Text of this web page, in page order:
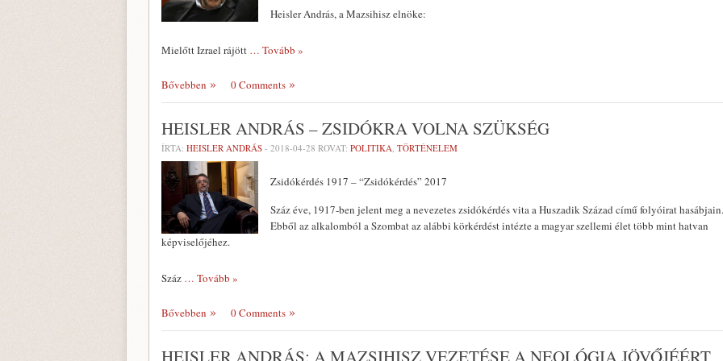
Heisler András, a Mazsihisz elnöke:
Mielőtt Izrael rájött … Tovább »
Bővebben 0 Comments
HEISLER ANDRÁS – ZSIDÓKRA VOLNA SZÜKSÉG
ÍRTA: HEISLER ANDRÁS - 2018-04-28 ROVAT: POLITIKA, TÖRTÉNELEM
Zsidókérdés 1917 – “Zsidókérdés” 2017
Száz éve, 1917-ben jelent meg a nevezetes zsidókérdés vita a Huszadik Század című folyóirat hasábjain.
Ebből az alkalomból a Szombat az alábbi körkérdést intézte a magyar szellemi élet több mint hatvan
képviselőjéhez.
Száz … Tovább »
Bővebben 0 Comments
HEISLER ANDRÁS: A MAZSIHISZ VEZETÉSE A NEOLÓGIA JÖVŐJÉÉRT